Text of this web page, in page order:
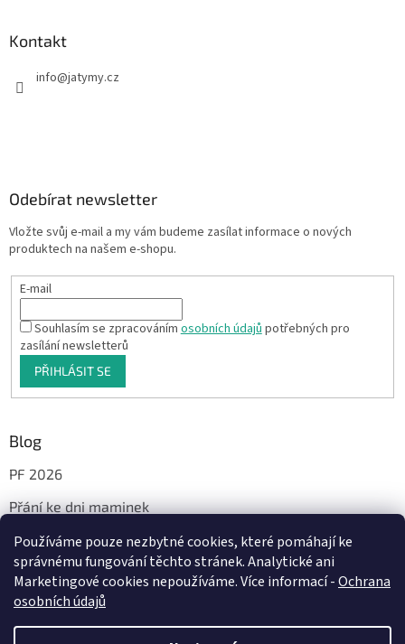
Používáme pouze nezbytné cookies, které pomáhají ke
správnému fungování těchto stránek. Analytické ani
Marketingové cookies nepoužíváme. Více informací -Ochrana
osobních údajů
Kontakt
info@jatymy.cz
Odebírat newsletter
Vložte svůj e-mail a my vám budeme zasílat informace o nových
produktech na našem e-shopu.
E-mail
Souhlasím se zpracovánímosobních údajůpotřebných pro
zasílání newsletterů
PŘIHLÁSIT SE
Blog
PF 2026
Přání ke dni maminek
Facebook